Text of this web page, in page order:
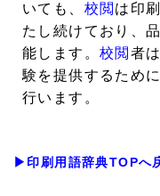
いても、 校閲 は印
たし続けており、
能します。 校閲 者
験を提供するため
行います。
▶印刷用語辞典TOPへ